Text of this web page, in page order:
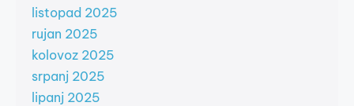
listopad 2025
rujan 2025
kolovoz 2025
srpanj 2025
lipanj 2025